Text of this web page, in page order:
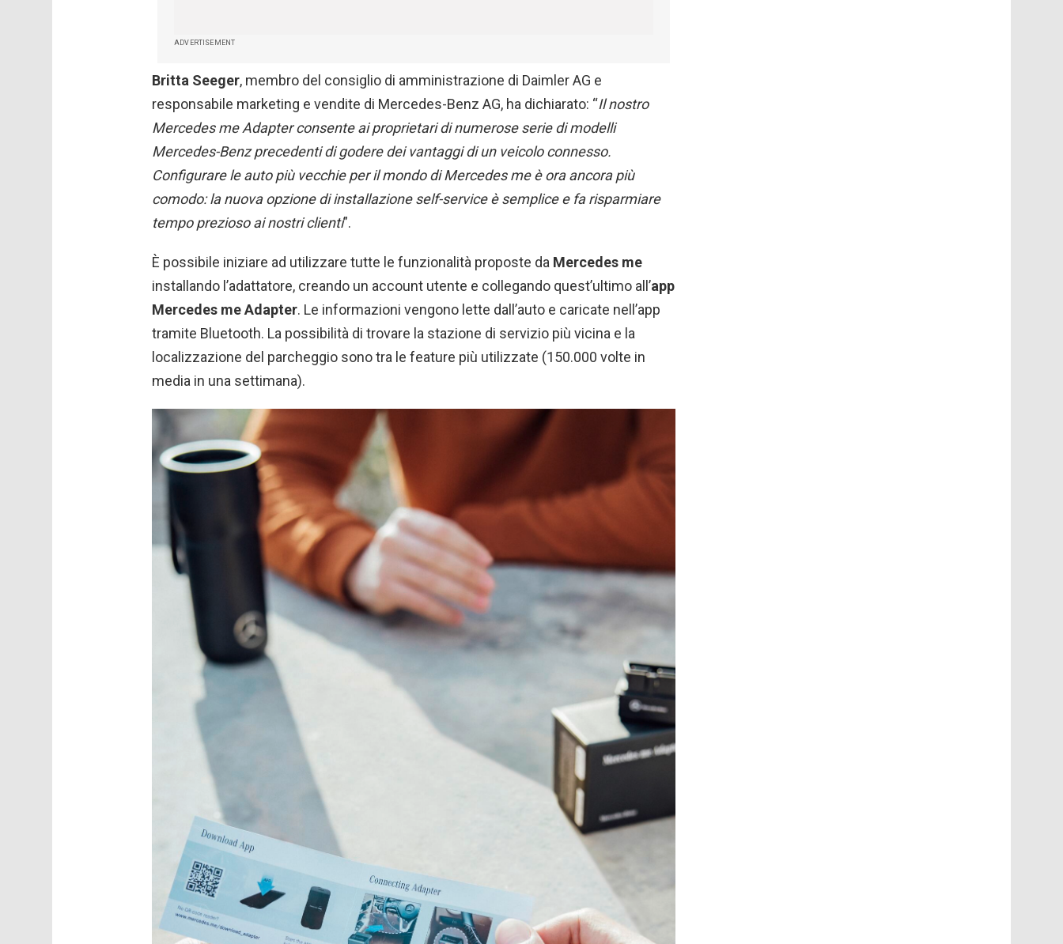
ADVERTISEMENT
Britta Seeger, membro del consiglio di amministrazione di Daimler AG e
responsabile marketing e vendite di Mercedes-Benz AG, ha dichiarato: “Il nostro
Mercedes me Adapter consente ai proprietari di numerose serie di modelli
Mercedes-Benz precedenti di godere dei vantaggi di un veicolo connesso.
Configurare le auto più vecchie per il mondo di Mercedes me è ora ancora più
comodo: la nuova opzione di installazione self-service è semplice e fa risparmiare
tempo prezioso ai nostri clienti”.
È possibile iniziare ad utilizzare tutte le funzionalità proposte da Mercedes me
installando l’adattatore, creando un account utente e collegando quest’ultimo all’app
Mercedes me Adapter. Le informazioni vengono lette dall’auto e caricate nell’app
tramite Bluetooth. La possibilità di trovare la stazione di servizio più vicina e la
localizzazione del parcheggio sono tra le feature più utilizzate (150.000 volte in
media in una settimana).